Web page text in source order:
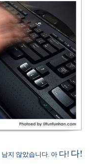
지 않았습니다. 아 다! 다!